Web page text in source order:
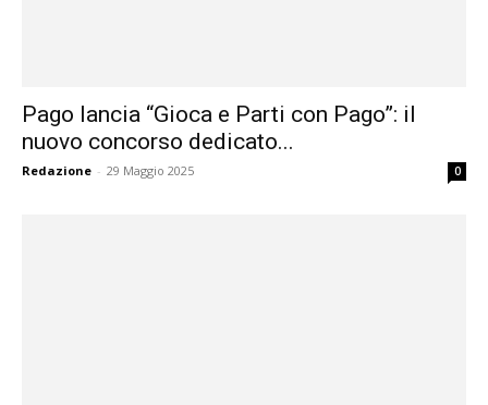
Pago lancia “Gioca e Parti con Pago”: il
nuovo concorso dedicato...
Redazione - 29 Maggio 2025 0